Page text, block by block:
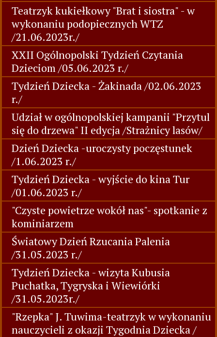
Teatrzyk kukiełkowy "Brat i siostra" - w
wykonaniu podopiecznych WTZ
/21.06.2023r./
XXII Ogólnopolski Tydzień Czytania
Dzieciom /05.06.2023 r./
Tydzień Dziecka - Żakinada /02.06.2023
r./
Udział w ogólnopolskiej kampanii "Przytul
się do drzewa" II edycja /Strażnicy lasów/
Dzień Dziecka -uroczysty poczęstunek
/1.06.2023 r./
Tydzień Dziecka - wyjście do kina Tur
/01.06.2023 r./
"Czyste powietrze wokół nas"- spotkanie z
kominiarzem
Światowy Dzień Rzucania Palenia
/31.05.2023 r./
Tydzień Dziecka - wizyta Kubusia
Puchatka, Tygryska i Wiewiórki
/31.05.2023r./
"Rzepka" J. Tuwima-teatrzyk w wykonaniu
nauczycieli z okazji Tygodnia Dziecka /